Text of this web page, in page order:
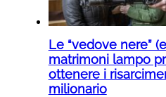
Le “vedove nere”
matrimoni lampo
ottenere i
milionario